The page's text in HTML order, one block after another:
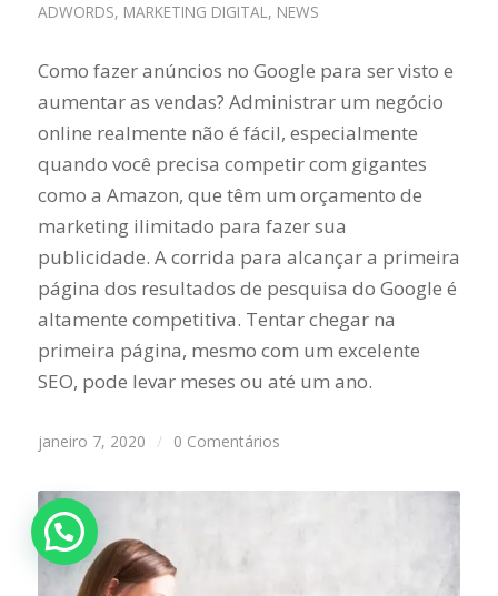
ADWORDS, MARKETING DIGITAL, NEWS
Como fazer anúncios no Google para ser visto e
aumentar as vendas? Administrar um negócio
online realmente não é fácil, especialmente
quando você precisa competir com gigantes
como a Amazon, que têm um orçamento de
marketing ilimitado para fazer sua
publicidade. A corrida para alcançar a primeira
página dos resultados de pesquisa do Google é
altamente competitiva. Tentar chegar na
primeira página, mesmo com um excelente
SEO, pode levar meses ou até um ano.
janeiro 7, 2020 / 0 Comentários